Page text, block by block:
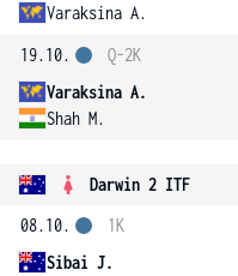
Varaksina A.
19.10.
Varaksina A.
Shah M.
Q-2K
Darwin 2 ITF
08.10.
Sibai J.
1K